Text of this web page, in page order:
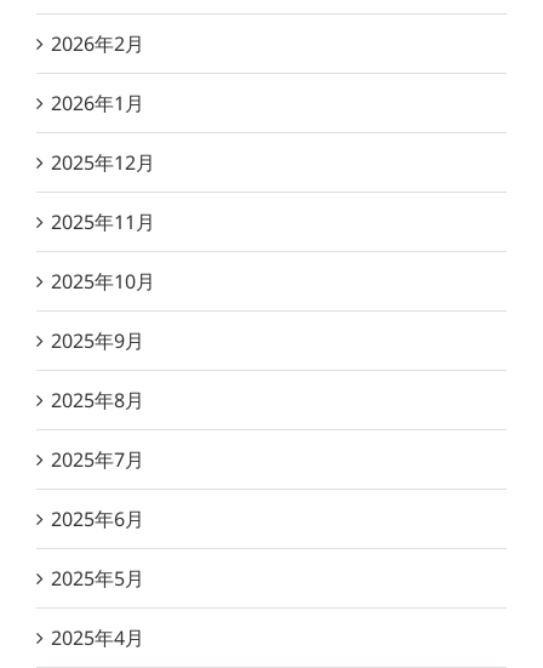
2026年2月
2026年1月
2025年12月
2025年11月
2025年10月
2025年9月
2025年8月
2025年7月
2025年6月
2025年5月
2025年4月